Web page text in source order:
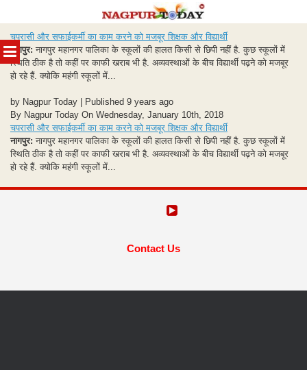
MENU
to
content
चपरासी और सफाईकर्मी का काम करने को मजबूर शिक्षक और विद्यार्थी
नागपुर: नागपुर महानगर पालिका के स्कूलों की हालत किसी से छिपी नहीं है. कुछ स्कूलों में
स्थिति ठीक है तो कहीं पर काफी खराब भी है. अव्यवस्थाओं के बीच विद्यार्थी पढ़ने को मजबूर
हो रहे हैं. क्योकि महंगी स्कूलों में...
by Nagpur Today | Published 9 years ago
By Nagpur Today On Wednesday, January 10th, 2018
चपरासी और सफाईकर्मी का काम करने को मजबूर शिक्षक और विद्यार्थी
नागपुर: नागपुर महानगर पालिका के स्कूलों की हालत किसी से छिपी नहीं है. कुछ स्कूलों में
स्थिति ठीक है तो कहीं पर काफी खराब भी है. अव्यवस्थाओं के बीच विद्यार्थी पढ़ने को मजबूर
हो रहे हैं. क्योकि महंगी स्कूलों में...
Contact Us